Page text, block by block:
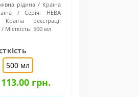
рідина
Країна
Серія:
НЕВА
Країна реєстрації
Місткість: 500 мл
500 мл
113.00 грн.